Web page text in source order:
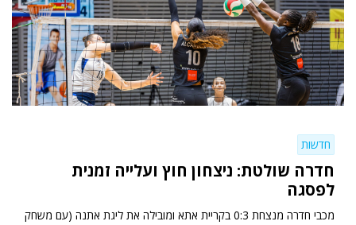
חדשות
חדרה שולטת: ניצחון חוץ ועלייה זמנית
לפסגה
מכבי חדרה מנצחת 0:3 בקריית אתא ומובילה את ליגת אתנה (עם משחק